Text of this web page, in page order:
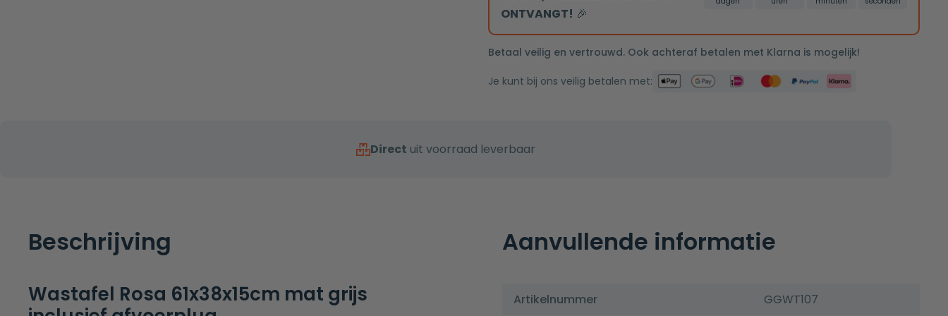
afvoerplug
aantal
ONTVANGT! 🎉
Betaal veilig en vertrouwd. Ook achteraf betalen met Klarna is mogelijk!
Je kunt bij ons veilig betalen met:
Direct uit voorraad leverbaar
Beschrijving
Wastafel Rosa 61x38x15cm mat grijs
Aanvullende informatie
Artikelnummer
GGWT107